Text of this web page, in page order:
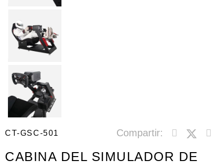
CT-GSC-501 Compartir:
CABINA DEL SIMULADOR DE